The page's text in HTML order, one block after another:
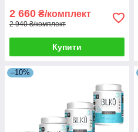
2 660 ₴/комплект
2 940 ₴/комплект
Купити
–10%